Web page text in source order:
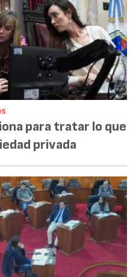
para tratar lo que
privada